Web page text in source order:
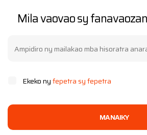
Mila vaovao sy
Ekeko nyfepetra sy fepetra
MANAIKY